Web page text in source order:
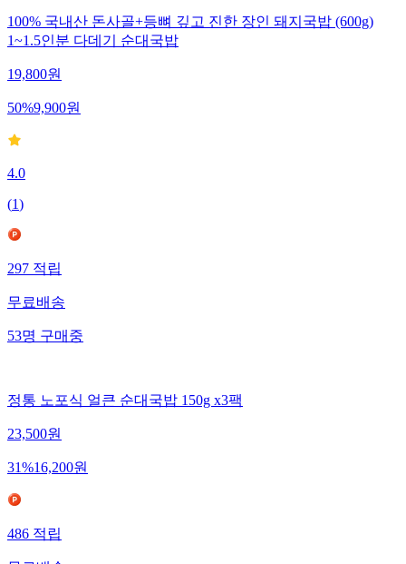
100% 국내산 돈사골+등뼈 깊고 진한 장인 돼지국밥 (600g)
1~1.5인분 다데기 순대국밥
19,800원
50%9,900원
4.0
(1)
297적립
무료배송
53명구매중
정통 노포식 얼큰 순대국밥 150g x3팩
23,500원
31%16,200원
486적립